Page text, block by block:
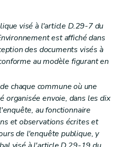
visé à l'article D.29-7 du
est affiché dans
des documents visés à
au modèle figurant en
chaque commune où une
organisée envoie, dans les dix
au fonctionnaire
et observations écrites et
de l'enquête publique, y